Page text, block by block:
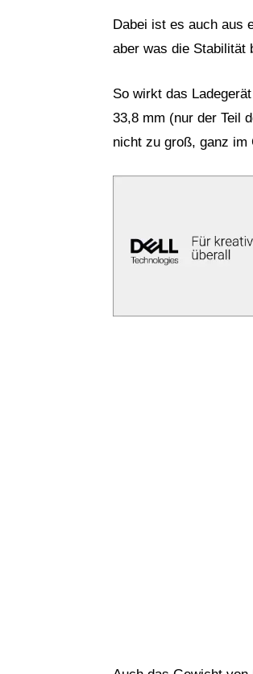
Dabei ist es auch aus
aber was die Stabilität
So wirkt das
33,8 mm (nur der Teil
nicht zu groß, ganz im